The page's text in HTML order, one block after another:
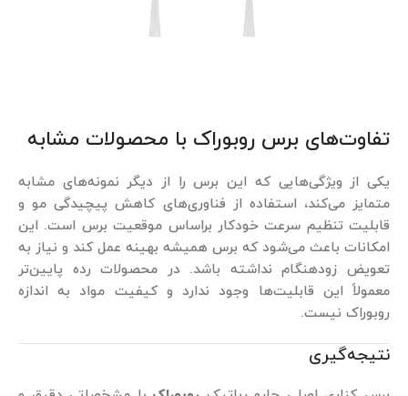
تفاوت‌های برس روبوراک با محصولات مشابه
یکی از ویژگی‌هایی که این برس را از دیگر نمونه‌های مشابه
متمایز می‌کند، استفاده از فناوری‌های کاهش پیچیدگی مو و
قابلیت تنظیم سرعت خودکار براساس موقعیت برس است. این
امکانات باعث می‌شود که برس همیشه بهینه عمل کند و نیاز به
تعویض زودهنگام نداشته باشد. در محصولات رده پایین‌تر
معمولاً این قابلیت‌ها وجود ندارد و کیفیت مواد به اندازه
روبوراک نیست.
نتیجه‌گیری